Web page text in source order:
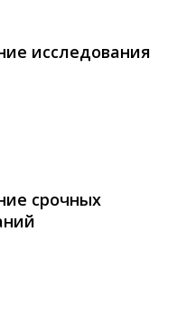
исследования
срочных